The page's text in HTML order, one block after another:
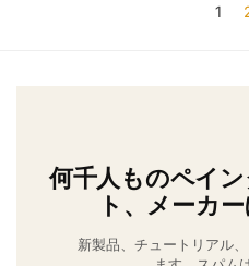
1
何千人ものペイ
ト、メーカ
新製品、チュートリアル